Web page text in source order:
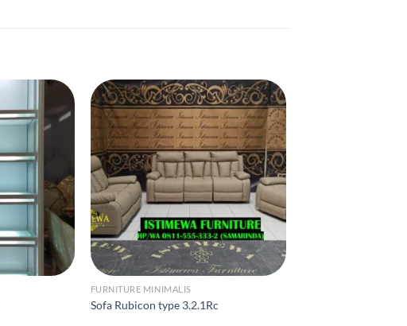
FURNITURE MINIMALIS
Sofa Rubicon type 3.2.1Rc